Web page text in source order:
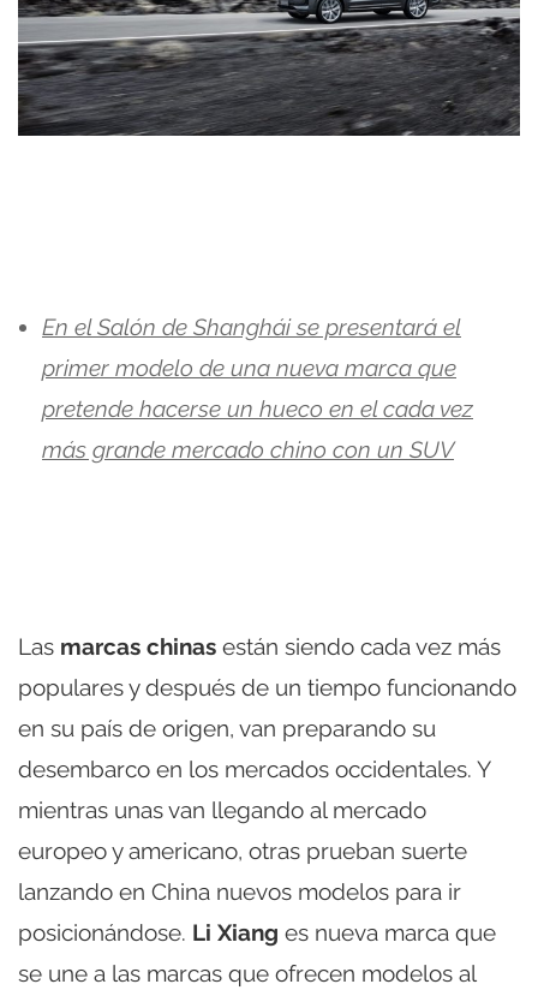
En el Salón de Shanghái se presentará el
primer modelo de una nueva marca que
pretende hacerse un hueco en el cada vez
más grande mercado chino con un SUV
Las marcas chinas están siendo cada vez más
populares y después de un tiempo funcionando
en su país de origen, van preparando su
desembarco en los mercados occidentales. Y
mientras unas van llegando al mercado
europeo y americano, otras prueban suerte
lanzando en China nuevos modelos para ir
posicionándose. Li Xiang es nueva marca que
se une a las marcas que ofrecen modelos al